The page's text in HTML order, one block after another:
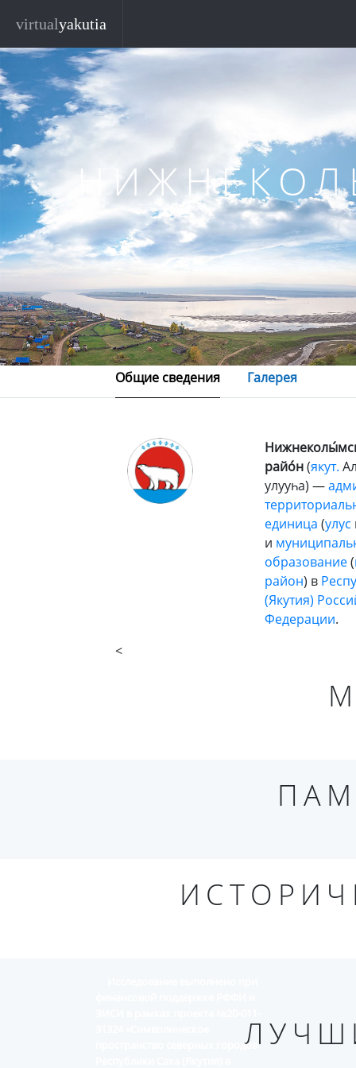
virtualyakutia
Общие сведения Галерея
райо́н(якут.
улууһа) —
единица (улус
и
образование(
район) в
(Якутия)
Федерации.
<
пространство северных городов